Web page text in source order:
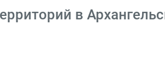
в